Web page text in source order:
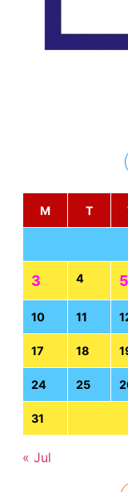
M
T
3 4 5
10 11
17 18
24 25
31
« Jul